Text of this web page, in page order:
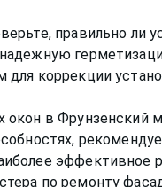
правильно ли
для коррекции
окон в
эффективное